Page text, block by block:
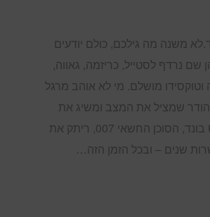
משנה מה גילכם, כולם יודעים
שם נרדף לסטייל, כריזמה, גאווה,
וטוקסידו מושלם. מי לא אוהב מרגל
שמציל את המצב ומשיג את
הבחורה? ג'יימס בונד, הסוכן החשאי 007, ריתק את
שנים – ובכל הזמן הזה…